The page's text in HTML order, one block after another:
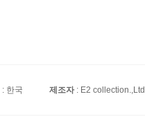
: 한국 제조자: E2 collection.,Ltd